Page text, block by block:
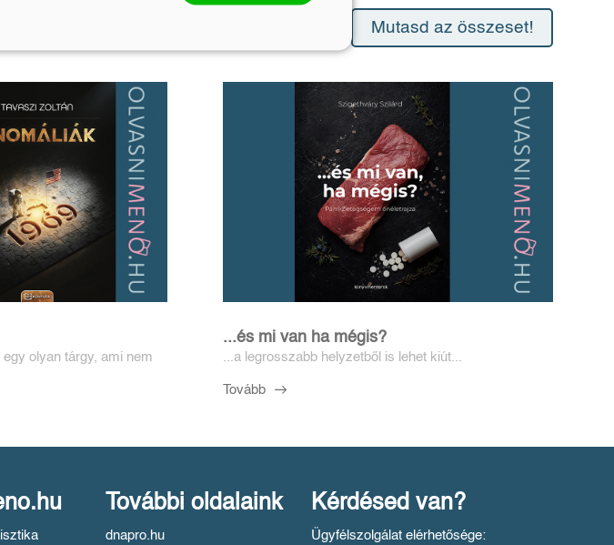
Mutasd az összeset!
olyan tárgy, ami nem
...és mi van ha mégis?
...a legrosszabb helyzetből is lehet kiút...
Tovább
További oldalaink
dnapro.hu
Kérdésed van?
Ügyfélszolgálat elérhetősége: